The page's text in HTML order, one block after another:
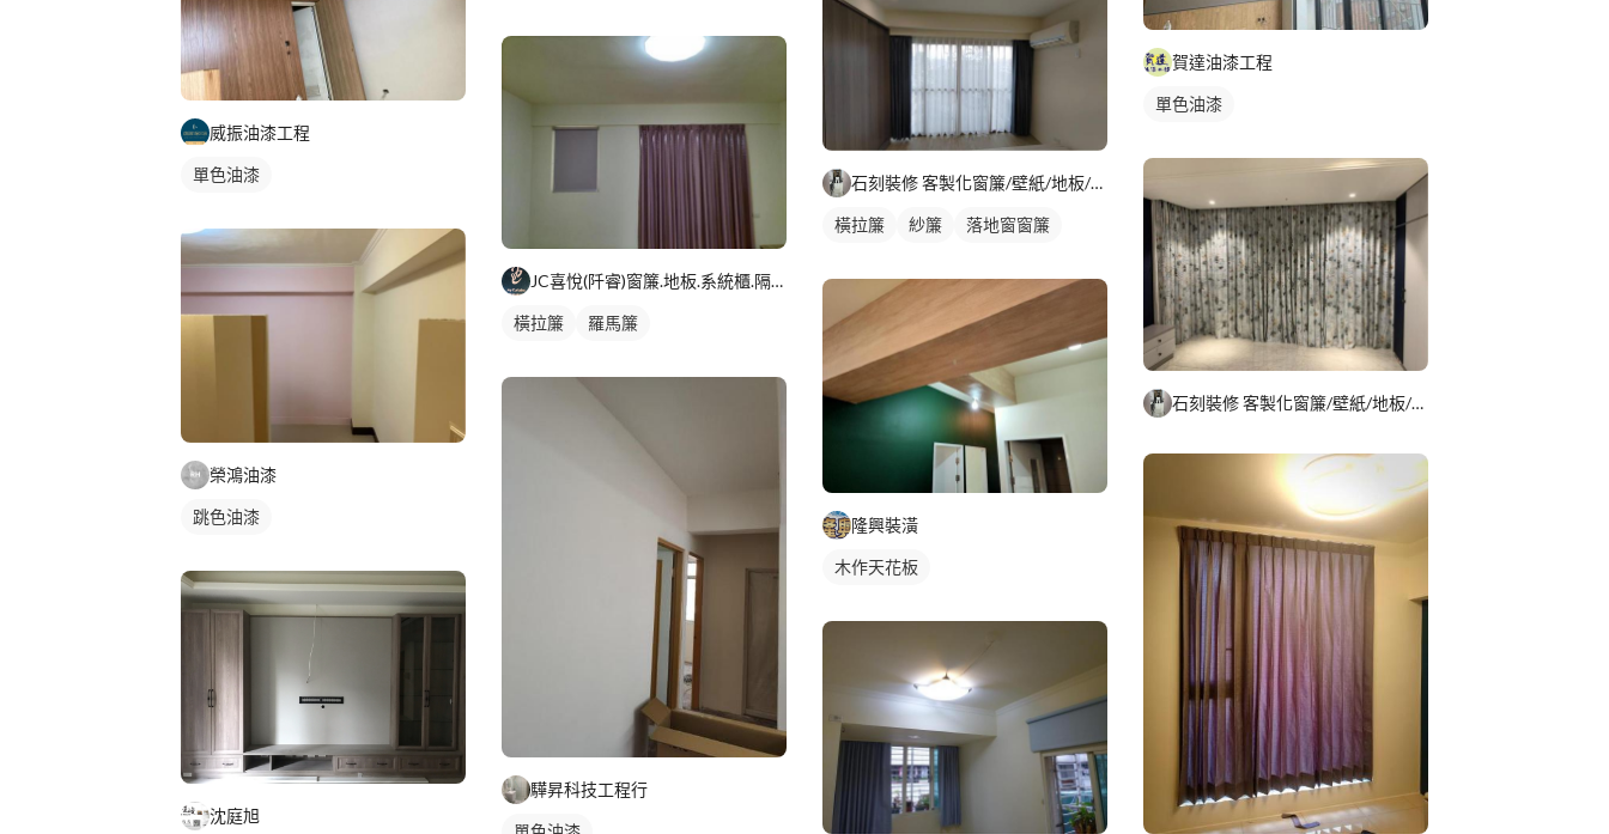
威振油漆工程
單色油漆
榮鴻油漆
跳色油漆
沈庭旭
JC喜悅(阡睿)窗簾.地板.系統櫃.隔熱紙joy curta
橫拉簾 羅馬簾
驊昇科技工程行
石刻裝修 客製化窗簾/壁紙/地板/系統櫃
橫拉簾 紗簾 落地窗窗簾
隆興裝潢
木作天花板
賀達油漆工程
單色油漆
石刻裝修 客製化窗簾/壁紙/地板/系統櫃